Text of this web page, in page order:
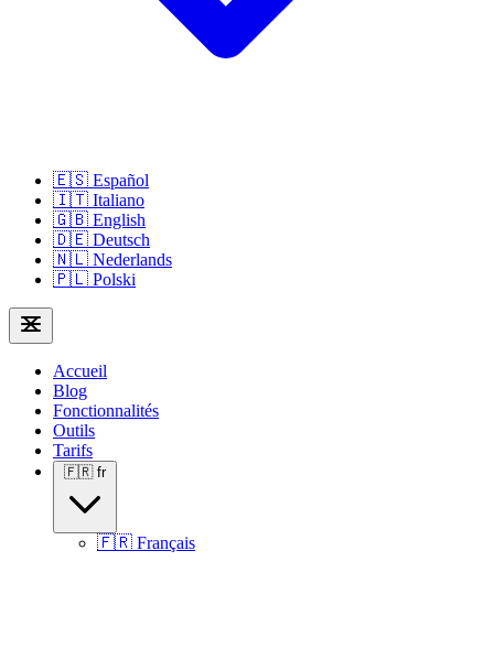
🇪🇸 Español
🇮🇹 Italiano
🇬🇧 English
🇩🇪 Deutsch
🇳🇱 Nederlands
🇵🇱 Polski
Accueil
Blog
Fonctionnalités
Outils
Tarifs
🇫🇷 fr
🇫🇷 Français